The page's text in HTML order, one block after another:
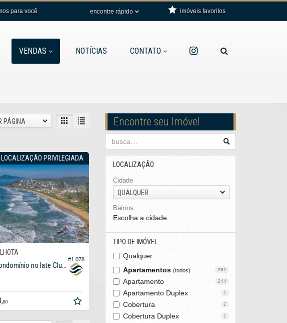
para você encontre rápido imóveis favoritos
VENDAS NOTÍCIAS CONTATO
Encontre seu Imóvel
LOCALIZAÇÃO
Cidade
QUALQUER
Bairros
Escolha a cidade...
TIPO DE IMÓVEL
Qualquer
Apartamentos (todos) 261
Apartamento 244
Apartamento Duplex 1
Cobertura 2
Cobertura Duplex 1
PÁGINA
LOCALIZAÇÃO PRIVILEGIADA
#1.078
ILHOTA
Terreno em Condomínio no Iate Clube Itapema
00